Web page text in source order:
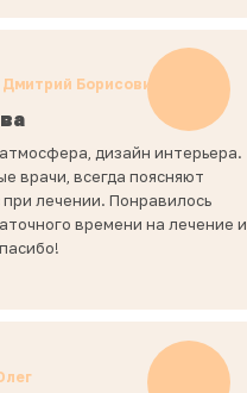
Борисович
дизайн интерьера.
врачи, всегда поясняют
лечении. Понравилось
времени на лечение и